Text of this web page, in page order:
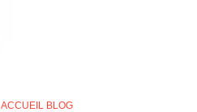
ACCUEIL BLOG